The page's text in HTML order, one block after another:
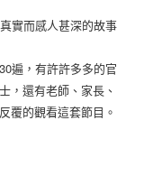
實而感人甚深的故事
遍，有許許多多的官
，還有老師、家長、
覆­的觀看這套節目。